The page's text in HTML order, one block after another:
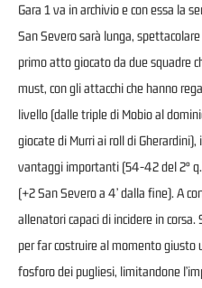
Gara 1 va in archivio e con essa la
San Severo sarà lunga,
primo atto giocato da due squadre
must, con gli attacchi che hanno
livello (dalle triple di Mobio al
giocate di Murri ai roll di
vantaggi importanti (54-42 del 2°
(+2 San Severo a 4’ dalla fine). A
allenatori capaci di incidere in
per far costruire al momento giusto
fosforo dei pugliesi, limitandone